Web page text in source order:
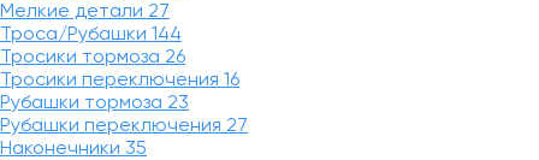
Мелкие детали 27
Троса/Рубашки 144
Тросики тормоза 26
Тросики переключения 16
Рубашки тормоза 23
Рубашки переключения 27
Наконечники 35